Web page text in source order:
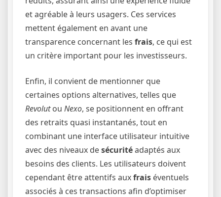
et agréable à leurs usagers. Ces services
mettent également en avant une
transparence concernant les frais, ce qui est
un critère important pour les investisseurs.
Enfin, il convient de mentionner que
certaines options alternatives, telles que
Revolutou Nexo, se positionnent en offrant
des retraits quasi instantanés, tout en
combinant une interface utilisateur intuitive
avec des niveaux desécu­ritéadaptés aux
besoins des clients. Les utilisateurs doivent
cependant être attentifs auxfrais éventuels
associés à ces transactions afin d’optimiser